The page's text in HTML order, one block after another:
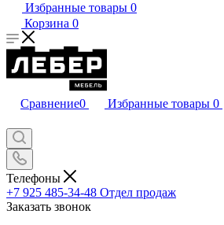
Избранные товары 0
Корзина 0
Сравнение0 Избранные товары 0
Телефоны
+7 925 485-34-48 Отдел продаж
Заказать звонок